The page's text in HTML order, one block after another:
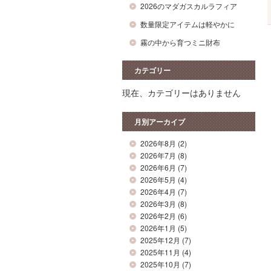
2026のマダガスカルラフィア
数量限定アイテムは軽やかに
霧の中から育つミニ財布
カテゴリー
現在、カテゴリーはありません
月別アーカイブ
2026年8月 (2)
2026年7月 (8)
2026年6月 (7)
2026年5月 (4)
2026年4月 (7)
2026年3月 (8)
2026年2月 (6)
2026年1月 (5)
2025年12月 (7)
2025年11月 (4)
2025年10月 (7)